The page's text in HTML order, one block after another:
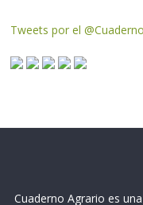
Tweets por el
Cuaderno Agrario es